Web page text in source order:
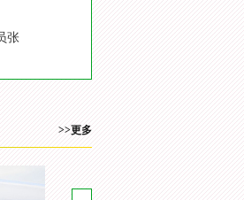
张
>>更多